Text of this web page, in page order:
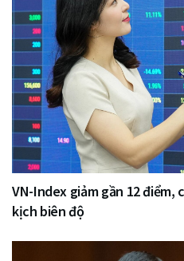
VN-Index giảm gần 12 điểm,
kịch biên độ